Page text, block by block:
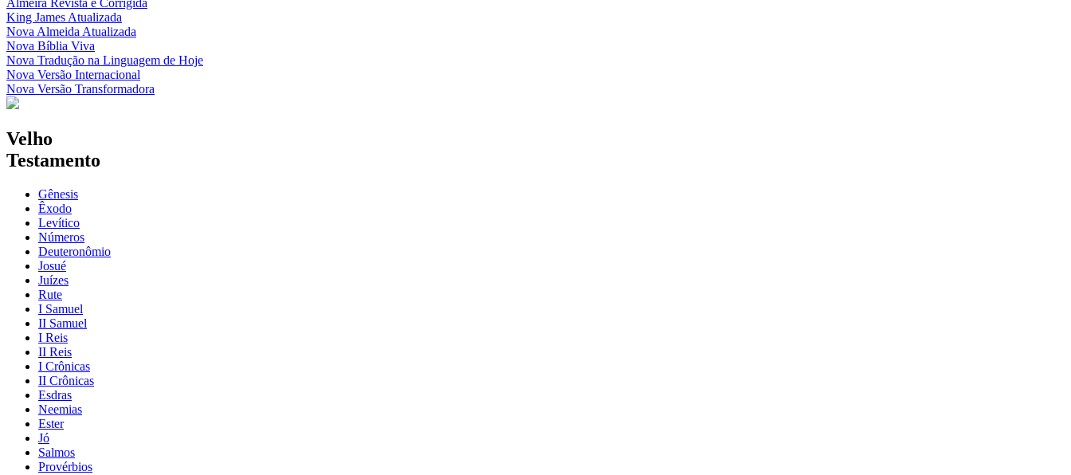
Almeira Revista e Corrigida
King James Atualizada
Nova Almeida Atualizada
Nova Bíblia Viva
Nova Tradução na Linguagem de Hoje
Nova Versão Internacional
Nova Versão Transformadora
Velho
Testamento
Gênesis
Êxodo
Levítico
Números
Deuteronômio
Josué
Juízes
Rute
I Samuel
II Samuel
I Reis
II Reis
I Crônicas
II Crônicas
Esdras
Neemias
Ester
Jó
Salmos
Provérbios